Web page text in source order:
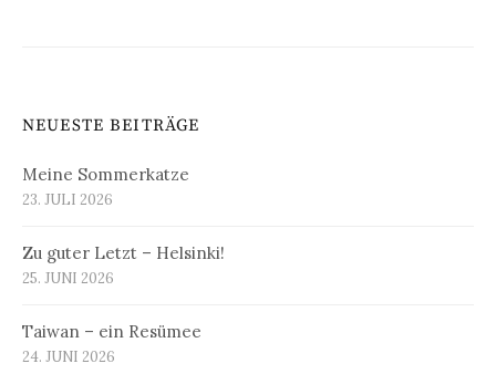
NEUESTE BEITRÄGE
Meine Sommerkatze
23. JULI 2026
Zu guter Letzt – Helsinki!
25. JUNI 2026
Taiwan – ein Resümee
24. JUNI 2026